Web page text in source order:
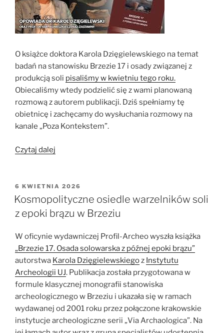
O książce doktora Karola Dzięgielewskiego na temat
badań na stanowisku Brzezie 17 i osady związanej z
produkcją soli pisaliśmy w kwietniu tego roku.
Obiecaliśmy wtedy podzielić się z wami planowaną
rozmową z autorem publikacji. Dziś spełniamy tę
obietnicę i zachęcamy do wysłuchania rozmowy na
kanale „Poza Kontekstem”.
Czytaj dalej
w
Prehistorii”
OPUBLIKOWANE
W
6 KWIETNIA 2026
Kosmopolityczne osiedle warzelników soli
z epoki brązu w Brzeziu
W oficynie wydawniczej Profil-Archeo wyszła książka
„Brzezie 17. Osada solowarska z późnej epoki brązu”
autorstwa Karola Dzięgielewskiegoz Instytutu
Archeologii UJ. Publikacja została przygotowana w
formule klasycznej monografii stanowiska
archeologicznego w Brzeziu i ukazała się w ramach
wydawanej od 2001 roku przez połączone krakowskie
instytucje archeologiczne serii „Via Archaologica”. Na